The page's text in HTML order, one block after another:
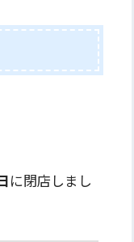
に閉店しまし